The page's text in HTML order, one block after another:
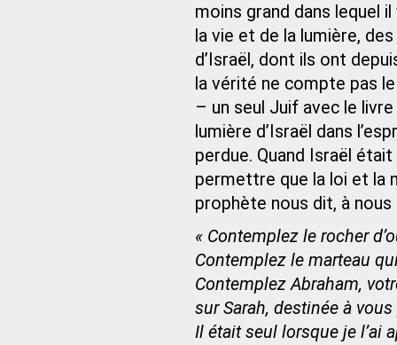
moins grand dans lequel
la vie et de la lumière,
d’Israël, dont ils ont
la vérité ne compte pas le
– un seul Juif avec le
lumière d’Israël dans
perdue. Quand Israël
permettre que la loi et la
prophète nous dit, à
« Contemplez le rocher
Contemplez le marteau
Contemplez Abraham,
sur Sarah, destinée à vous
Il était seul lorsque je l’ai